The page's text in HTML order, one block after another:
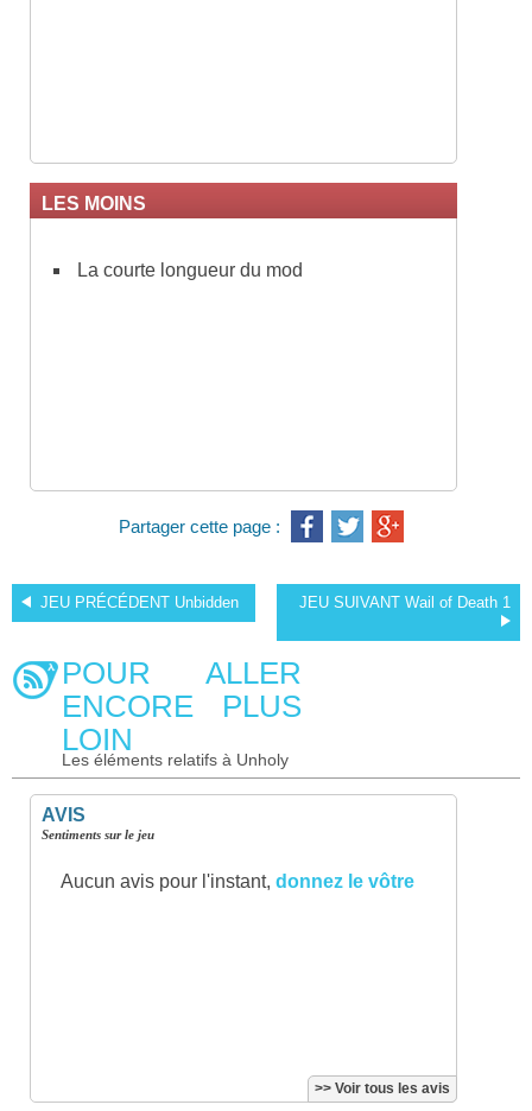
LES MOINS
La courte longueur du mod
Partager cette page :
JEU PRÉCÉDENT Unbidden JEU SUIVANT Wail of Death 1
POUR ALLER
ENCORE PLUS
LOIN
Les éléments relatifs à Unholy
AVIS
Sentiments sur le jeu
Aucun avis pour l'instant, donnez le vôtre
>> Voir tous les avis